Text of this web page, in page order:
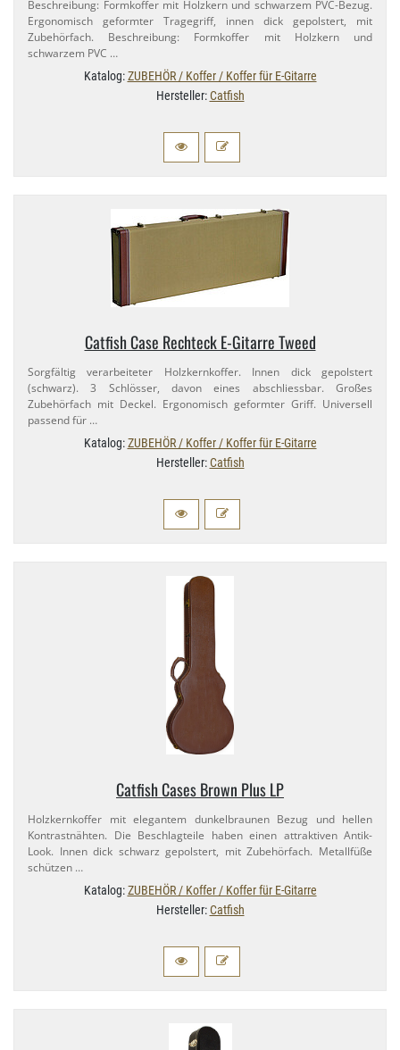
Beschreibung: Formkoffer mit Holzkern und schwarzem PVC-​Bezug.
Ergonomisch geformter Tragegriff, innen dick gepolstert, mit
Zubehörfach. Beschreibung: Formkoffer mit Holzkern und
schwarzem PVC …
Katalog:ZUBEHÖR / Koffer / Koffer für E-Gitarre
Hersteller:Catfish
Catfish Case Rechteck E-​Gitarre Tweed
Sorgfältig verarbeiteter Holzkernkoffer. Innen dick gepolstert
(schwarz). 3 Schlösser, davon eines abschliessbar. Großes
Zubehörfach mit Deckel. Ergonomisch geformter Griff. Universell
passend für …
Katalog:ZUBEHÖR / Koffer / Koffer für E-Gitarre
Hersteller:Catfish
Catfish Cases Brown Plus LP
Holzkernkoffer mit elegantem dunkelbraunen Bezug und hellen
Kontrastnähten. Die Beschlagteile haben einen attraktiven Antik-​
Look. Innen dick schwarz gepolstert, mit Zubehörfach. Metallfüße
schützen …
Katalog:ZUBEHÖR / Koffer / Koffer für E-Gitarre
Hersteller:Catfish